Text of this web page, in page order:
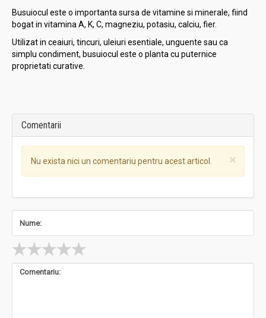
Busuiocul este o importanta sursa de vitamine si minerale, fiind
bogat in vitamina A, K, C, magneziu, potasiu, calciu, fier.
Utilizat in ceaiuri, tincuri, uleiuri esentiale, unguente sau ca
simplu condiment, busuiocul este o planta cu puternice
proprietati curative.
Comentarii
×
Nu exista nici un comentariu pentru acest articol.